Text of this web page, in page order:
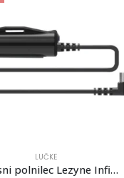
LUČKE
PREDNJA LUČ LEZYNE LITE DRIVE 1200+